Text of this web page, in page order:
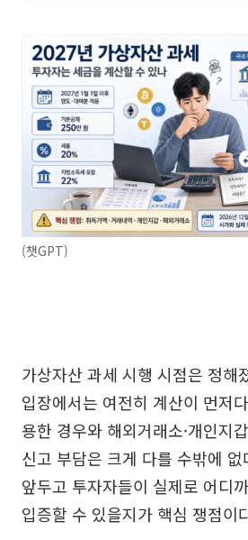
(챗GPT)
가상자산 과세 시행 시점은 정해
입장에서는 여전히 계산이 먼저
용한 경우와 해외거래소·개인지
신고 부담은 크게 다를 수밖에
앞두고 투자자들이 실제로 어디
입증할 수 있을지가 핵심 쟁점이